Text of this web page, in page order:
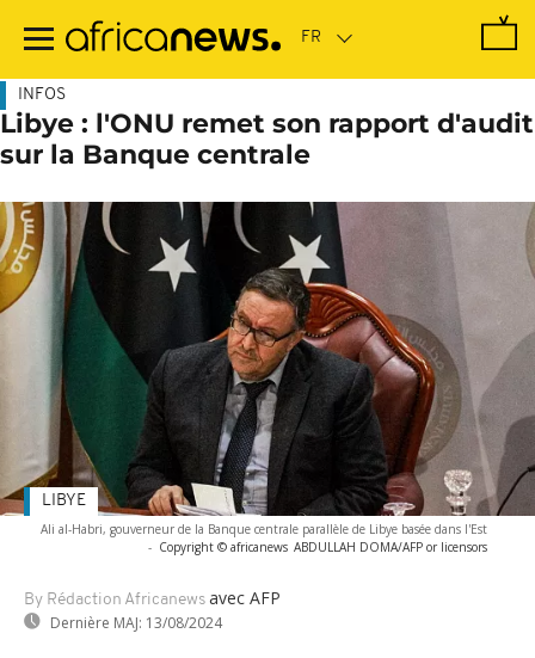
contenu
INFOS
Libye : l'ONU remet son rapport d'audit
sur la Banque centrale
Ali al-Habri, gouverneur de la Banque centrale parallèle de Libye basée dans l'Est
- Copyright © africanews ABDULLAH DOMA/AFP or licensors
By Rédaction Africanews avec AFP
Dernière MAJ: 13/08/2024
LIBYE